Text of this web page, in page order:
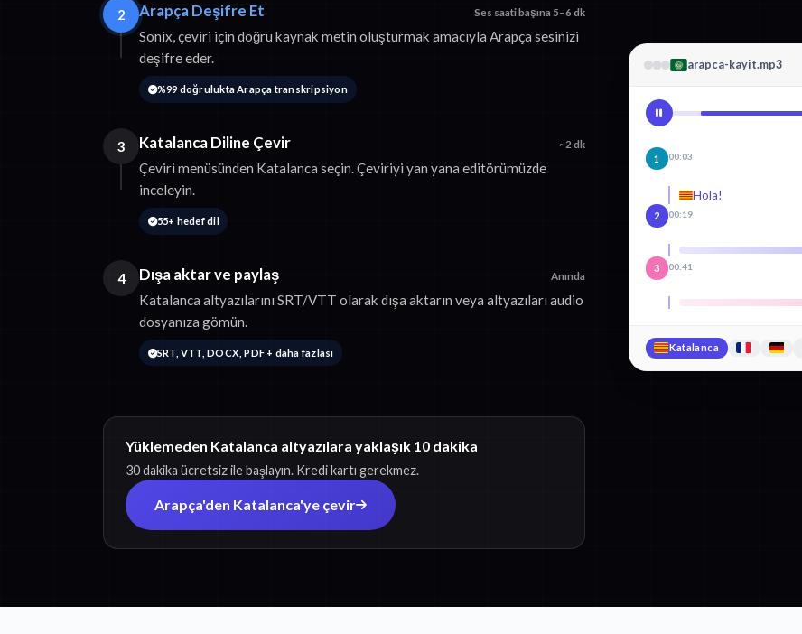
2 Arapça Deşifre Et Ses saati başına 5–6 dk
Sonix, çeviri için doğru kaynak metin oluşturmak amacıyla Arapça sesinizi
deşifre eder.
%99 doğrulukta Arapça transkripsiyon
3 Katalanca Diline Çevir ~2 dk
Çeviri menüsünden Katalanca seçin. Çeviriyi yan yana editörümüzde
inceleyin.
55+ hedef dil
4 Dışa aktar ve paylaş Anında
Katalanca altyazılarını SRT/VTT olarak dışa aktarın veya altyazıları audio
dosyanıza gömün.
SRT, VTT, DOCX, PDF + daha fazlası
Yüklemeden Katalanca altyazılara yaklaşık 10 dakika
30 dakika ücretsiz ile başlayın. Kredi kartı gerekmez.
Arapça'den Katalanca'ye çevir
arapca-kayit.mp3
1 00:03
Hola!
2 00:19
3 00:41
Katalanca